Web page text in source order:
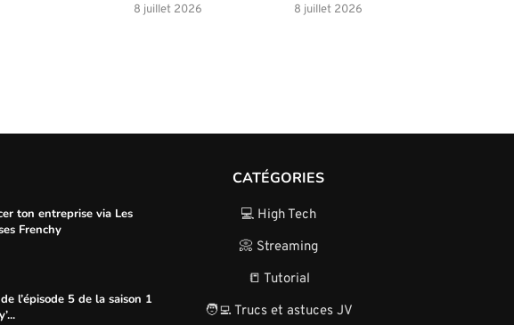
8 juillet 2026 8 juillet 2026
ton entreprise via Les
Frenchy
l’épisode 5 de la saison 1
CATÉGORIES
💻 High Tech
📀 Streaming
📒 Tutorial
🧑‍💻 Trucs et astuces JV